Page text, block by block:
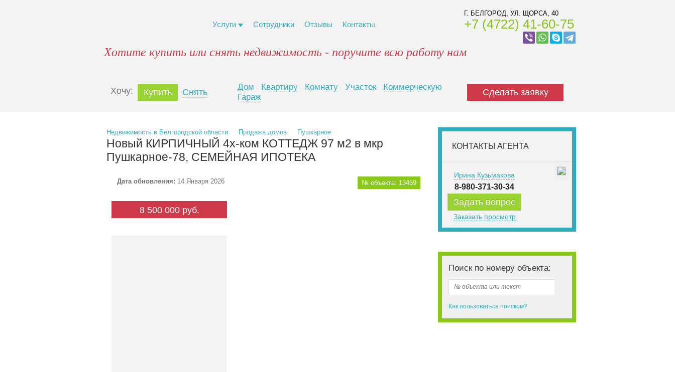
Услуги Сотрудники Отзывы Контакты
Г. БЕЛГОРОД, УЛ. ЩОРСА, 40
+7 (4722) 41-60-75
Хотите купить или снять недвижимость - поручите всю работу нам
Xочу: Купить Снять
Дом Квартиру Комнату Участок
Коммерческую
Гараж
Сделать заявку
Недвижимость в Белгородской области Продажа домов Пушкарное
Новый КИРПИЧНЫЙ 4х-ком КОТТЕДЖ 97 м2 в мкр
Пушкарное-78, СЕМЕЙНАЯ ИПОТЕКА
Дата обновления: 14 Января 2026 № объекта: 13459
8 500 000 руб.
КОНТАКТЫ АГЕНТА
Ирина Кузьмакова
8-980-371-30-34
Задать вопрос
Заказать просмотр
Поиск по номеру объекта:
Как пользоваться поиском?